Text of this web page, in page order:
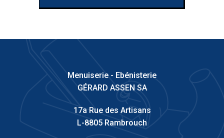
Menuiserie - Ebénisterie
GÉRARD ASSEN SA
17a Rue des Artisans
L-8805 Rambrouch